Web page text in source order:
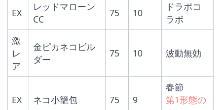
EX
レッドマローン
CC
75 10
ドラポコ
ラボ
激
レ
ア
金ピカネコビル
ダー
75 10 波動無効
EX ネコ小籠包 75 9
春節
第1形態の